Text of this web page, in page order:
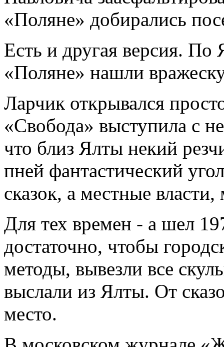
«Поляне» добирались
Есть и другая версия.
«Поляне» нашли
Ларчик открывался
«Свобода» выступила с
что близ Ялты некий
пней фантастический
сказок, а местные
Для тех времен - а шел
достаточно, чтобы
методы, вывезли все
выслали из Ялты. От
место.